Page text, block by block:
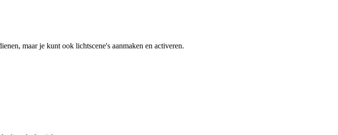
maar je kunt ook lichtscene's aanmaken en activeren.